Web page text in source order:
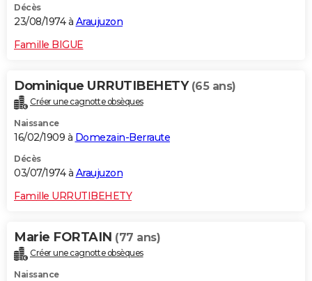
Décès
23/08/1974 à Araujuzon
Famille BIGUE
Dominique URRUTIBEHETY (65 ans)
Créer une cagnotte obsèques
Naissance
16/02/1909 à Domezain-Berraute
Décès
03/07/1974 à Araujuzon
Famille URRUTIBEHETY
Marie FORTAIN (77 ans)
Créer une cagnotte obsèques
Naissance